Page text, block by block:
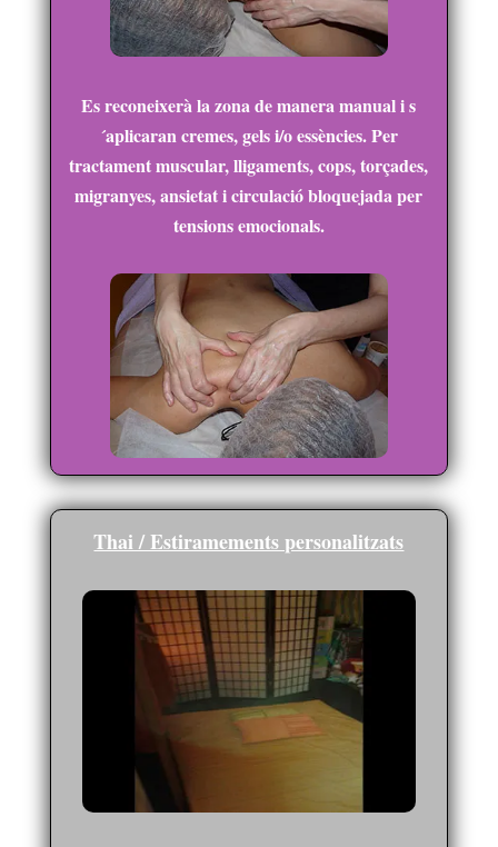
Es reconeixerà la zona de manera manual i s
´aplicaran cremes, gels i/o essències. Per
tractament muscular, lligaments, cops, torçades,
migranyes, ansietat i circulació bloquejada per
tensions emocionals.
Thai / Estiramements personalitzats